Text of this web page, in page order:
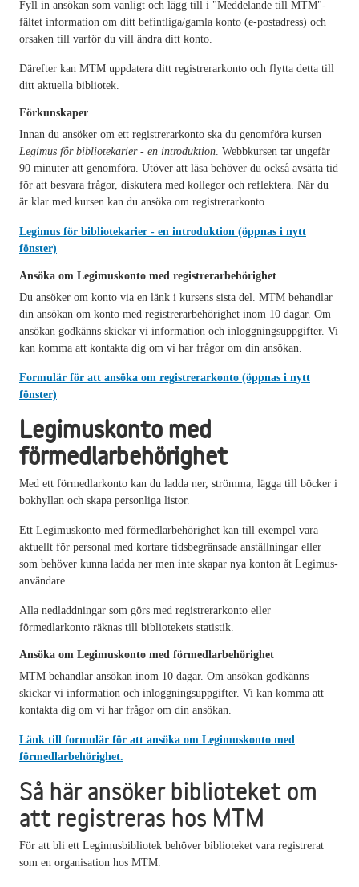
Fyll in ansökan som vanligt och lägg till i "Meddelande till MTM"-
fältet information om ditt befintliga/gamla konto (e-postadress) och
orsaken till varför du vill ändra ditt konto.
Därefter kan MTM uppdatera ditt registrerarkonto och flytta detta till
ditt aktuella bibliotek.
Förkunskaper
Innan du ansöker om ett registrerarkonto ska du genomföra kursen
Legimus för bibliotekarier - en introduktion . Webbkursen tar ungefär
90 minuter att genomföra. Utöver att läsa behöver du också avsätta tid
för att besvara frågor, diskutera med kollegor och reflektera. När du
är klar med kursen kan du ansöka om registrerarkonto.
Legimus för bibliotekarier - en introduktion (öppnas i nytt
fönster)
Ansöka om Legimuskonto med registrerarbehörighet
Du ansöker om konto via en länk i kursens sista del. MTM behandlar
din ansökan om konto med registrerarbehörighet inom 10 dagar. Om
ansökan godkänns skickar vi information och inloggningsuppgifter. Vi
kan komma att kontakta dig om vi har frågor om din ansökan.
Formulär för att ansöka om registrerarkonto (öppnas i nytt
fönster)
Legimuskonto med
förmedlarbehörighet
Med ett förmedlarkonto kan du ladda ner, strömma, lägga till böcker i
bokhyllan och skapa personliga listor.
Ett Legimuskonto med förmedlarbehörighet kan till exempel vara
aktuellt för personal med kortare tidsbegränsade anställningar eller
som behöver kunna ladda ner men inte skapar nya konton åt Legimus-
användare.
Alla nedladdningar som görs med registrerarkonto eller
förmedlarkonto räknas till bibliotekets statistik.
Ansöka om Legimuskonto med förmedlarbehörighet
MTM behandlar ansökan inom 10 dagar. Om ansökan godkänns
skickar vi information och inloggningsuppgifter. Vi kan komma att
kontakta dig om vi har frågor om din ansökan.
Länk till formulär för att ansöka om Legimuskonto med
förmedlarbehörighet.
Så här ansöker biblioteket om
att registreras hos MTM
För att bli ett Legimusbibliotek behöver biblioteket vara registrerat
som en organisation hos MTM.